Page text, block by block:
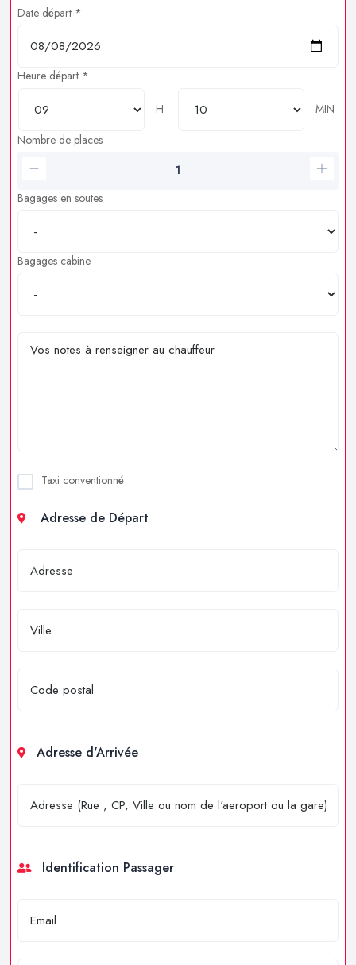
Date départ *
Heure départ *
H
MIN
Nombre de places
Bagages en soutes
Bagages cabine
Taxi conventionné
Adresse de Départ
Adresse d'Arrivée
Identification Passager